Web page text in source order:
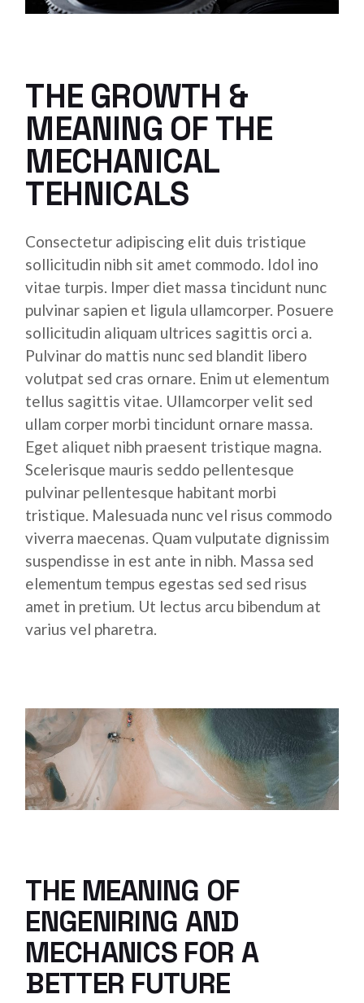
THE GROWTH &
MEANING OF THE
MECHANICAL
TEHNICALS
Consectetur adipiscing elit duis tristique
sollicitudin nibh sit amet commodo. Idol ino
vitae turpis. Imper diet massa tincidunt nunc
pulvinar sapien et ligula ullamcorper. Posuere
sollicitudin aliquam ultrices sagittis orci a.
Pulvinar do mattis nunc sed blandit libero
volutpat sed cras ornare. Enim ut elementum
tellus sagittis vitae. Ullamcorper velit sed
ullam corper morbi tincidunt ornare massa.
Eget aliquet nibh praesent tristique magna.
Scelerisque mauris seddo pellentesque
pulvinar pellentesque habitant morbi
tristique. Malesuada nunc vel risus commodo
viverra maecenas. Quam vulputate dignissim
suspendisse in est ante in nibh. Massa sed
elementum tempus egestas sed sed risus
amet in pretium. Ut lectus arcu bibendum at
varius vel pharetra.
THE MEANING OF
ENGENIRING AND
MECHANICS FOR A
BETTER FUTURE